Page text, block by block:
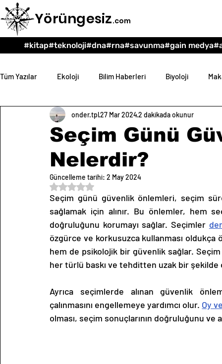
Yörüngesiz.com
Tüm Yazılar Ekoloji Bilim Haberleri Biyoloji
Psikoloji Eğitim Felsefe
Seçim Günü
Nelerdir?
onder.tpl27 Mar 20242 dakikada okunur
Güncelleme tarihi: 2 May 2024
5 üzerinden NaN yıldız
Seçim günü güvenlik önlemleri, seçim
sağlamak için alınır. Bu önlemler, hem
doğruluğunu korumayı sağlar. Seçimler
özgürce ve korkusuzca kullanması
hem de psikolojik bir güvenlik sağlar.
her türlü baskı ve tehditten uzak bir şekilde
Ayrıca seçimlerde alınan güvenlik
çalınmasını engellemeye yardımcı olur. Oy
olması, seçim sonuçlarının doğruluğunu ve
#kitap#teknoloji#dna#rna#savunma#gain medya